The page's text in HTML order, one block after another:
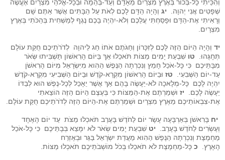
וְהִכֵּיתִי כָל-בְּכוֹר בְּאֶרֶץ מִצְרַיִם מֵאָדָם וְעַד-בְּהֵמָה וּבְכָל-אֱלֹהֵי מִצְרַיִם אֶעֱשֶׂה
שְׁפָטִים אֲנִי יְהוָה. יג וְהָיָה הַדָּם לָכֶם לְאֹת עַל הַבָּתִּים אֲשֶׁר אַתֶּם שָׁם
וְרָאִיתִי אֶת-הַדָּם וּפָסַחְתִּי עֲלֵכֶם וְלֹא-יִהְיֶה בָכֶם נֶגֶף לְמַשְׁחִית בְּהַכֹּתִי בְּאֶרֶץ
מִצְרָיִם.
יד וְהָיָה הַיּוֹם הַזֶּה לָכֶם לְזִכָּרוֹן וְחַגֹּתֶם אֹתוֹ חַג לַיהוָה לְדֹרֹתֵיכֶם חֻקַּת עוֹלָם
תְּחָגֻּהוּ. טו שִׁבְעַת יָמִים מַצּוֹת תֹּאכֵלוּ אַךְ בַּיּוֹם הָרִאשׁוֹן תַּשְׁבִּיתוּ שְּׂאֹר
מִבָּתֵּיכֶם כִּי כָּל-אֹכֵל חָמֵץ וְנִכְרְתָה הַנֶּפֶשׁ הַהִוא מִיִּשְׂרָאֵל מִיּוֹם הָרִאשֹׁן
עַד-יוֹם הַשְּׁבִעִי. טז וּבַיּוֹם הָרִאשׁוֹן מִקְרָא-קֹדֶשׁ וּבַיּוֹם הַשְּׁבִיעִי מִקְרָא-קֹדֶשׁ
יִהְיֶה לָכֶם כָּל-מְלָאכָה לֹא-יֵעָשֶׂה בָהֶם אַךְ אֲשֶׁר יֵאָכֵל לְכָל-נֶפֶשׁ הוּא לְבַדּוֹ
יֵעָשֶׂה לָכֶם. יז וּשְׁמַרְתֶּם אֶת-הַמַּצּוֹת כִּי בְּעֶצֶם הַיּוֹם הַזֶּה הוֹצֵאתִי
אֶת-צִבְאוֹתֵיכֶם מֵאֶרֶץ מִצְרָיִם וּשְׁמַרְתֶּם אֶת-הַיּוֹם הַזֶּה לְדֹרֹתֵיכֶם חֻקַּת עוֹלָם.
יח בָּרִאשֹׁן בְּאַרְבָּעָה עָשָׂר יוֹם לַחֹדֶשׁ בָּעֶרֶב תֹּאכְלוּ מַצֹּת עַד יוֹם הָאֶחָד
וְעֶשְׂרִים לַחֹדֶשׁ בָּעָרֶב. יט שִׁבְעַת יָמִים שְׂאֹר לֹא יִמָּצֵא בְּבָתֵּיכֶם כִּי כָּל-אֹכֵל
מַחְמֶצֶת וְנִכְרְתָה הַנֶּפֶשׁ הַהִוא מֵעֲדַת יִשְׂרָאֵל בַּגֵּר וּבְאֶזְרַח
הָאָרֶץ. כ כָּל-מַחְמֶצֶת לֹא תֹאכֵלוּ בְּכֹל מוֹשְׁבֹתֵיכֶם תֹּאכְלוּ מַצּוֹת.